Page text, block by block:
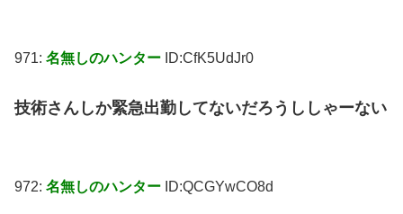
971: 名無しのハンター ID:CfK5UdJr0
技術さんしか緊急出勤してないだろうししゃーない
972: 名無しのハンター ID:QCGYwCO8d